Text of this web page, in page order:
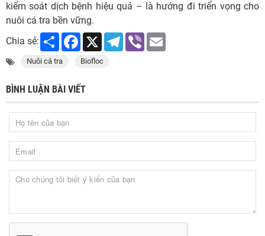
kiểm soát dịch bệnh hiệu quả – là hướng đi triển vọng cho
nuôi cá tra bền vững.
Chia sẻ:
Share Facebook
X Telegram
Viber
Nuôi cá tra Biofloc
BÌNH LUẬN BÀI VIẾT